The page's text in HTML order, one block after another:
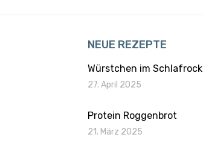
NEUE REZEPTE
Würstchen im Schlafrock
27. April 2025
Protein Roggenbrot
21. März 2025